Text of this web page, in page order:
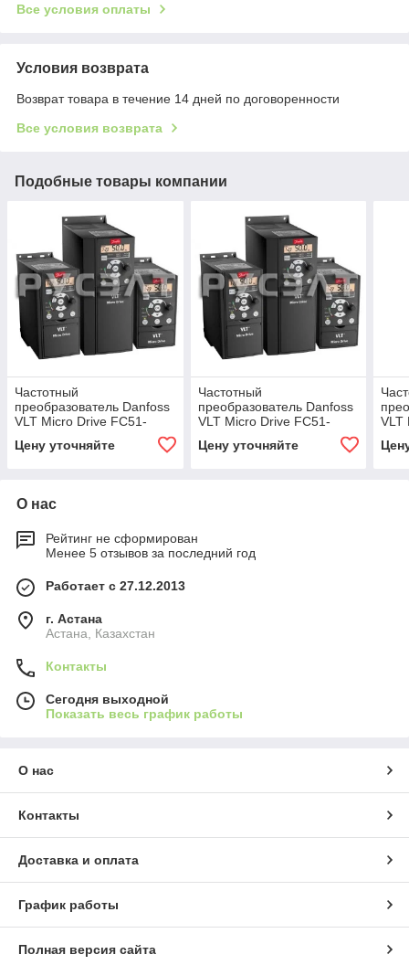
Все условия оплаты
Условия возврата
Возврат товара в течение 14 дней по договоренности
Все условия возврата
Подобные товары компании
Частотный
преобразователь Danfoss
VLT Micro Drive FC51-
Цену уточняйте
Частотный
преобразователь Danfoss
VLT Micro Drive FC51-
Цену уточняйте
VLT
О нас
Рейтинг не сформирован
Менее 5 отзывов за последний год
Работает с 27.12.2013
г. Астана
Астана, Казахстан
Контакты
Сегодня выходной
Показать весь график работы
О нас
Контакты
Доставка и оплата
График работы
Полная версия сайта